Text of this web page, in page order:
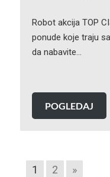
Robot akcija TOP
ponude koje traju
da nabavite…
POGLEDAJ
1 2
»